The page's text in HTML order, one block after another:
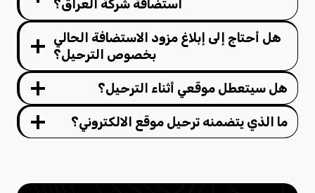
استضافة شركة العراق؟
هل أحتاج إلى إبلاغ مزود الاستضافة الحالي
بخصوص الترحيل؟
هل سيتعطل موقعي أثناء الترحيل؟
ما الذي يتضمنه ترحيل موقع الالكتروني؟